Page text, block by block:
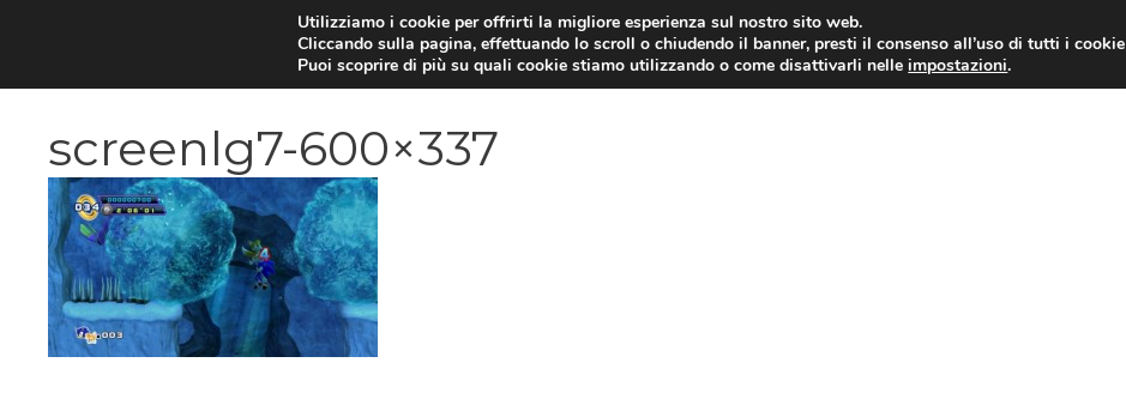
VIDEOGIOCHI NEWS RECENSIONI
screenlg7-600×337
Utilizziamo i cookie per offrirti la migliore esperienza sul nostro sito web.
Cliccando sulla pagina, effettuando lo scroll o chiudendo il banner, presti il consenso all’uso di tutti i cookie
Puoi scoprire di più su quali cookie stiamo utilizzando o come disattivarli nelleimpostazioni.